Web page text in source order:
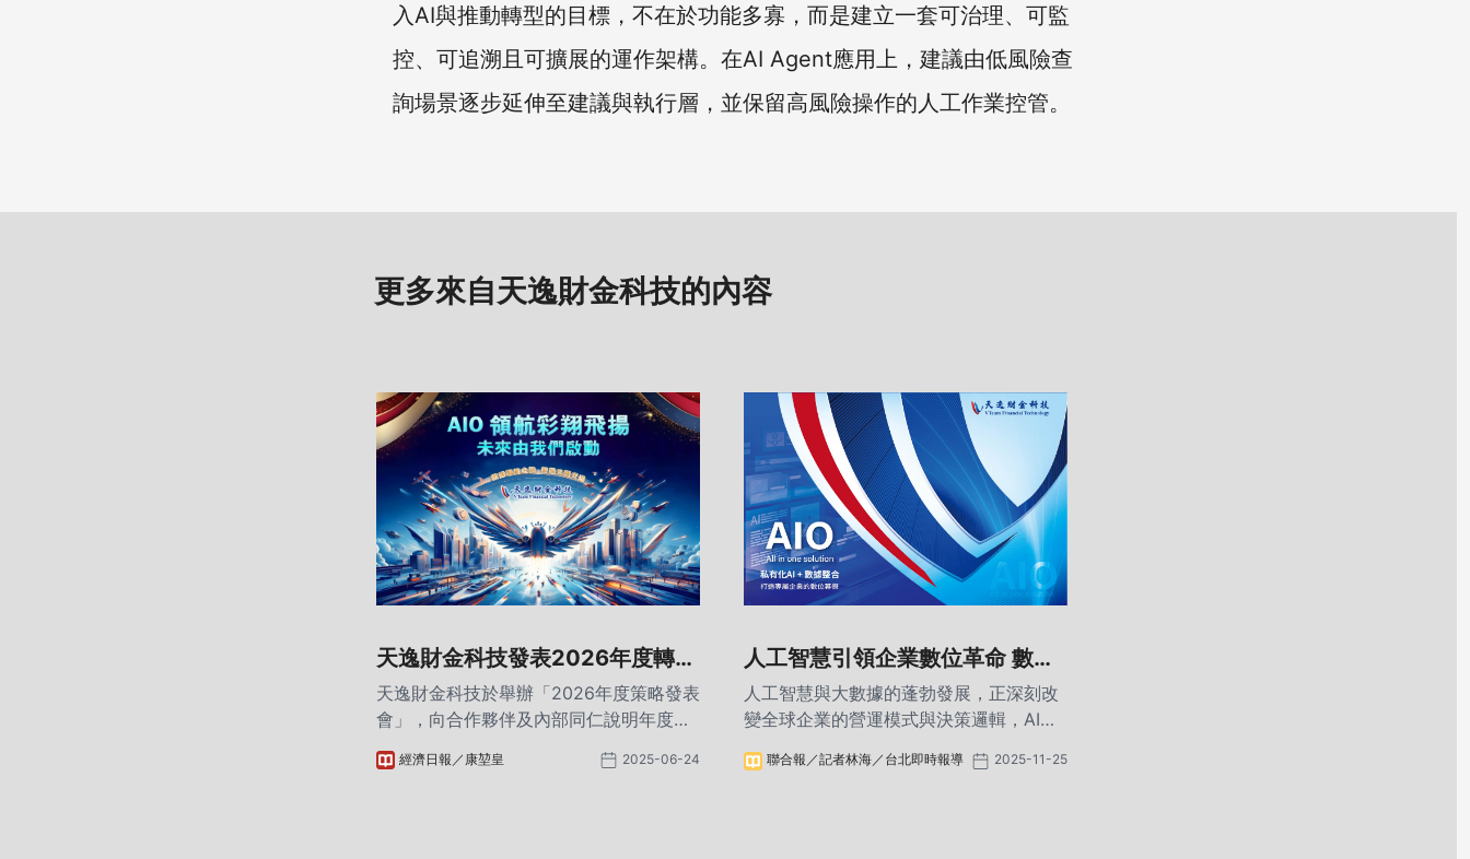
入AI與推動轉型的目標，不在於功能多寡，而是建立一套可治理、可監
控、可追溯且可擴展的運作架構。在AI Agent應用上，建議由低風險查
詢場景逐步延伸至建議與執行層，並保留高風險操作的人工作業控管。
更多來自天逸財金科技的內容
天逸財金科技發表2026年度轉型
策略 聚焦 AI 落地與組織決策升級
天逸財金科技於舉辦「2026年度策略發表
會」，向合作夥伴及內部同仁說明年度轉
型策略。發表會聚焦在技術迭代加速的環
境下，企業如何調整決策機制，並透過
經濟日報／康堃皇 2025-06-24
人工智慧引領企業數位革命 數據
驅動決策成競爭關鍵
人工智慧與大數據的蓬勃發展，正深刻改
變全球企業的營運模式與決策邏輯，AI憑
精準地洞察數據、預測趨勢，並創造前所
聯合報／記者林海／台北即時報導 2025-11-25